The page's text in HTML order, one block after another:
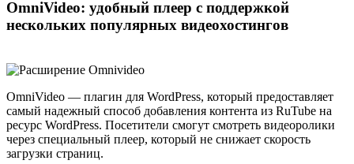
OmniVideo: удобный плеер с поддержкой
нескольких популярных видеохостингов
OmniVideo — плагин для WordPress, который предоставляет
самый надежный способ добавления контента из RuTube на
ресурс WordPress. Посетители смогут смотреть видеоролики
через специальный плеер, который не снижает скорость
загрузки страниц.